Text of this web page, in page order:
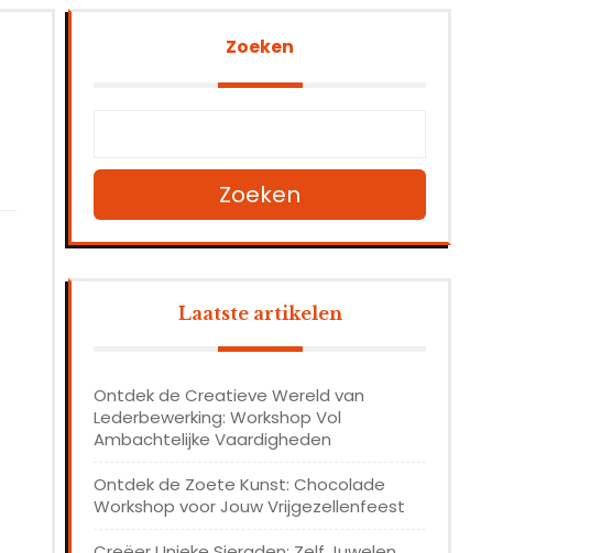
Zoeken
Zoeken
Laatste artikelen
Ontdek de Creatieve Wereld van
Lederbewerking: Workshop Vol
Ambachtelijke Vaardigheden
Ontdek de Zoete Kunst: Chocolade
Workshop voor Jouw Vrijgezellenfeest